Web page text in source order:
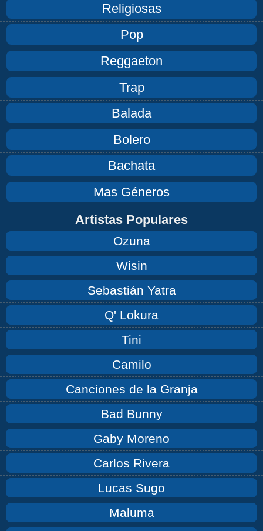
Religiosas
Pop
Reggaeton
Trap
Balada
Bolero
Bachata
Mas Géneros
Artistas Populares
Ozuna
Wisin
Sebastián Yatra
Q' Lokura
Tini
Camilo
Canciones de la Granja
Bad Bunny
Gaby Moreno
Carlos Rivera
Lucas Sugo
Maluma